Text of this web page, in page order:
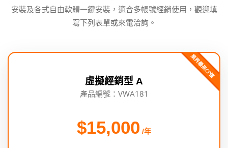
安裝及各式自由軟體一鍵安裝，適合多帳號經銷使用，觀迎填
寫下列表單或來電洽詢。
虛擬經銷型 A
業界最高CP值
產品編號：VWA181
$15,000 /年